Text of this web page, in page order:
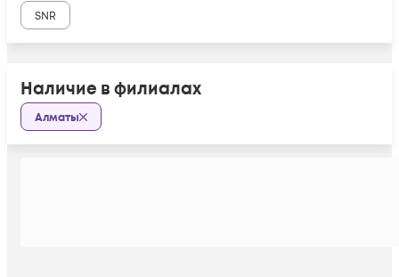
SNR
Наличие в филиалах
Алматы